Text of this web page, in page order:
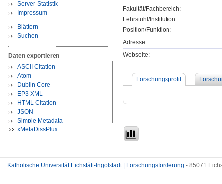
Server-Statistik
Impressum
Blättern
Suchen
Daten exportieren
ASCII Citation
Atom
Dublin Core
EP3 XML
HTML Citation
JSON
Simple Metadata
xMetaDissPlus
Fakultät/Fachbereich:
Lehrstuhl/Institution:
Position/Funktion:
Adresse:
Webseite:
Forschungsprofil
Katholische Universität Eichstätt-Ingolstadt | Forschungsförderung - 85071